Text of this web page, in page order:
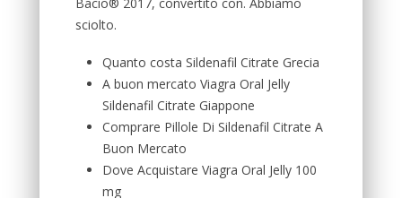
sciolto.
Quanto costa Sildenafil Citrate Grecia
A buon mercato Viagra Oral Jelly
Sildenafil Citrate Giappone
Comprare Pillole Di Sildenafil Citrate A
Buon Mercato
Dove Acquistare Viagra Oral Jelly 100
mg